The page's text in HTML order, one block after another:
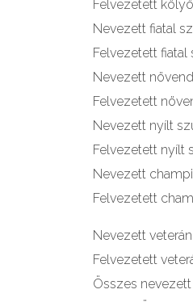
Felvezetett
Nevezett fiatal
Felvezetett
Nevezett
Felvezetett
Nevezett nyílt
Felvezetett nyílt
Nevezett
Felvezetett
Nevezett
Felvezetett
Összes